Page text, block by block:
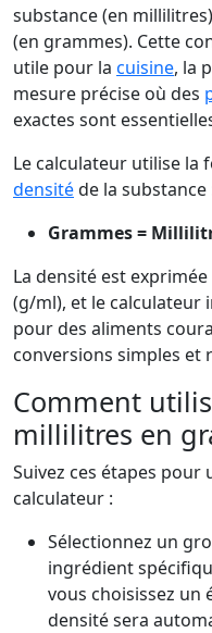
substance (en
(en grammes). Cette
utile pour la cuisine, la
mesure précise où des
exactes sont
Le calculateur utilise la
densitéde la substance
Grammes =
La densité est
(g/ml), et le calculateur
pour des aliments
conversions simples et
Comment
millilitres en
Suivez ces étapes
calculateur :
Sélectionnez un
ingrédient
vous choisissez un
densité sera